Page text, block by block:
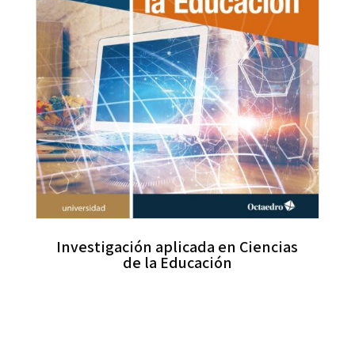
Investigación aplicada en Ciencias
de la Educación